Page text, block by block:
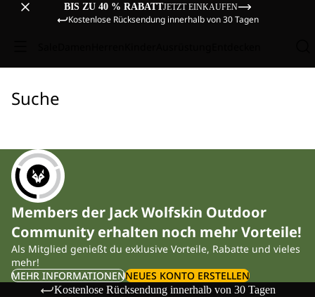
BIS ZU 40 % RABATTJETZT EINKAUFEN
Kostenlose Rücksendung innerhalb von 30 Tagen
Suche
Members der Jack Wolfskin Outdoor
Community erhalten noch mehr Vorteile!
Als Mitglied genießt du exklusive Vorteile, Rabatte und vieles
mehr!
MEHR INFORMATIONENNEUES KONTO ERSTELLEN
Kostenlose Rücksendung innerhalb von 30 Tagen